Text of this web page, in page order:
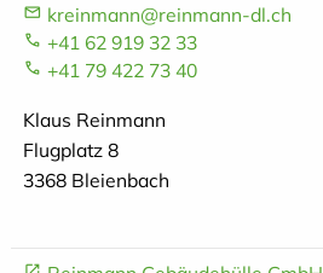
kreinmann@reinmann-dl.ch
+41 62 919 32 33
+41 79 422 73 40
Klaus Reinmann
Flugplatz 8
3368 Bleienbach